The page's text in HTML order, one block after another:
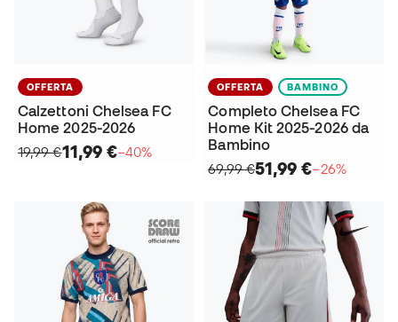
OFFERTA
Calzettoni Chelsea FC
Home 2025-2026
19,99 €11,99 €−40%
OFFERTA BAMBINO
Completo Chelsea FC
Home Kit 2025-2026 da
Bambino
69,99 €51,99 €−26%